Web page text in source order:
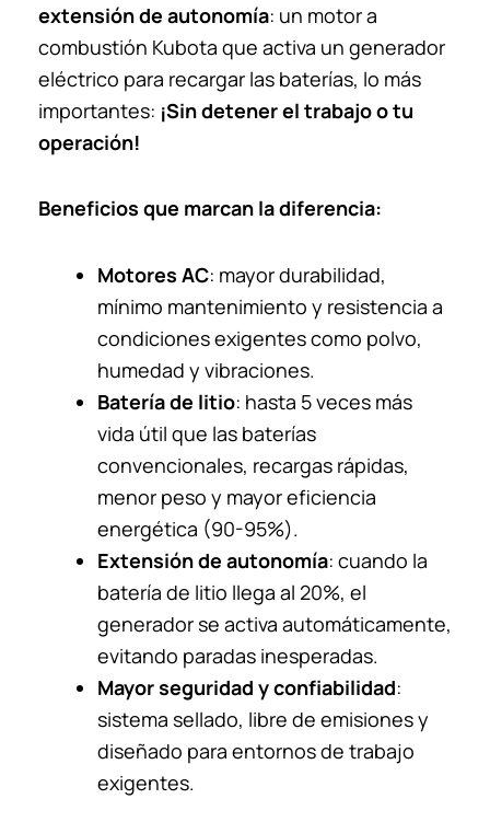
extensión de autonomía: un motor a
combustión Kubota que activa un generador
eléctrico para recargar las baterías, lo más
importantes: ¡Sin detener el trabajo o tu
operación!
Beneficios que marcan la diferencia:
Motores AC: mayor durabilidad,
mínimo mantenimiento y resistencia a
condiciones exigentes como polvo,
humedad y vibraciones.
Batería de litio: hasta 5 veces más
vida útil que las baterías
convencionales, recargas rápidas,
menor peso y mayor eficiencia
energética (90-95%).
Extensión de autonomía: cuando la
batería de litio llega al 20%, el
generador se activa automáticamente,
evitando paradas inesperadas.
Mayor seguridad y confiabilidad:
sistema sellado, libre de emisiones y
diseñado para entornos de trabajo
exigentes.